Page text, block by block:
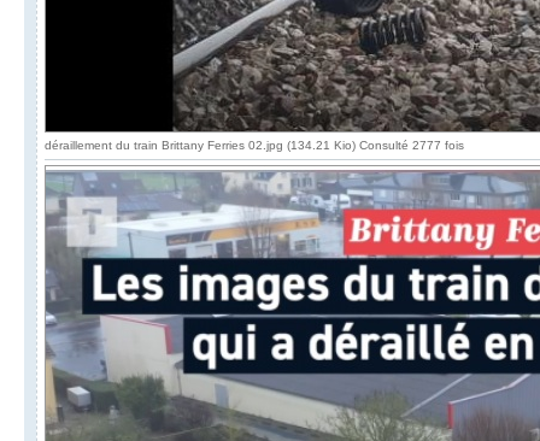
déraillement du train Brittany Ferries 02.jpg (134.21 Kio) Consulté 2777 fois